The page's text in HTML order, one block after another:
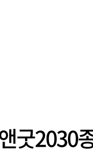
굿2030